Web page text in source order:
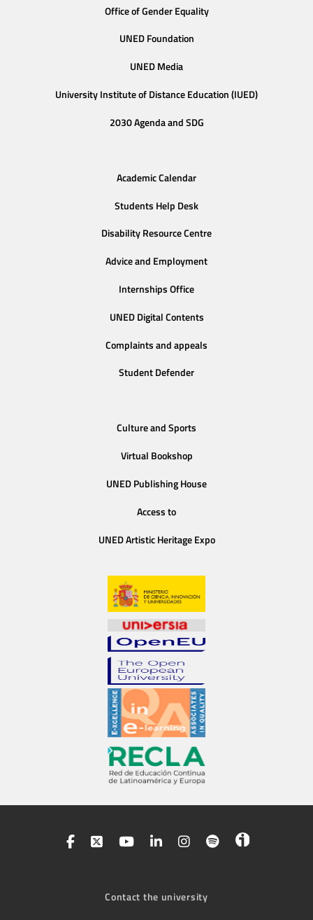
Office of Gender Equality
UNED Foundation
UNED Media
University Institute of Distance Education (IUED)
2030 Agenda and SDG
Academic Calendar
Students Help Desk
Disability Resource Centre
Advice and Employment
Internships Office
UNED Digital Contents
Complaints and appeals
Student Defender
Culture and Sports
Virtual Bookshop
UNED Publishing House
Access to
UNED Artistic Heritage Expo
Contact the university